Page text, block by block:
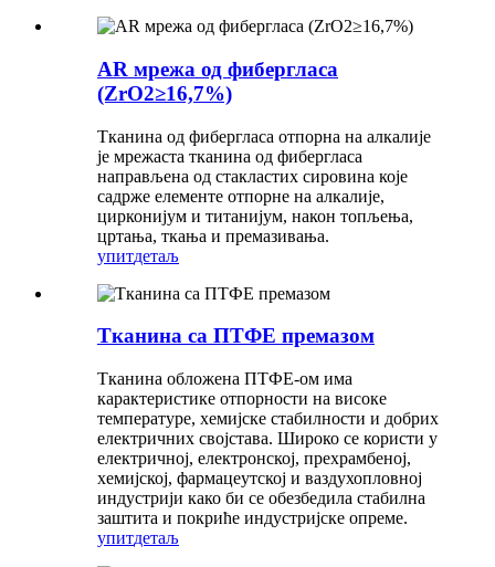
AR мрежа од фибергласа
(ZrO2≥16,7%)
Тканина од фибергласа отпорна на алкалије
је мрежаста тканина од фибергласа
направљена од стакластих сировина које
садрже елементе отпорне на алкалије,
цирконијум и титанијум, након топљења,
цртања, ткања и премазивања.
упитдетаљ
Тканина са ПТФЕ премазом
Тканина обложена ПТФЕ-ом има
карактеристике отпорности на високе
температуре, хемијске стабилности и добрих
електричних својстава. Широко се користи у
електричној, електронској, прехрамбеној,
хемијској, фармацеутској и ваздухопловној
индустрији како би се обезбедила стабилна
заштита и покриће индустријске опреме.
упитдетаљ